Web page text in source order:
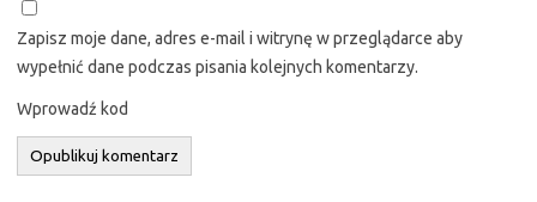
Zapisz moje dane, adres e-mail i witrynę w przeglądarce aby
wypełnić dane podczas pisania kolejnych komentarzy.
Wprowadź kod